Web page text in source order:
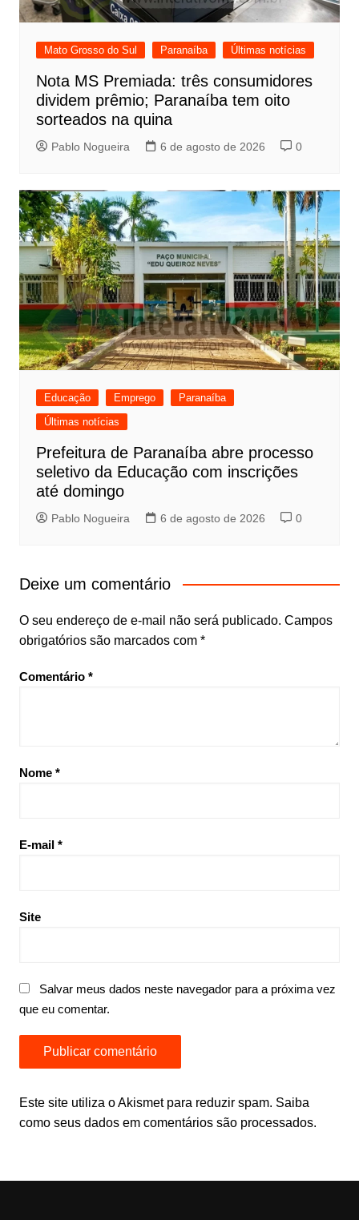
Mato Grosso do Sul Paranaíba Últimas notícias
Nota MS Premiada: três consumidores
dividem prêmio; Paranaíba tem oito
sorteados na quina
Pablo Nogueira 6 de agosto de 2026 0
Educação Emprego
Paranaíba
Últimas notícias
Prefeitura de Paranaíba abre processo
seletivo da Educação com inscrições
até domingo
Pablo Nogueira 6 de agosto de 2026 0
Deixe um comentário
O seu endereço de e-mail não será publicado. Campos
obrigatórios são marcados com *
Comentário *
Nome *
E-mail *
Site
Salvar meus dados neste navegador para a próxima vez
que eu comentar.
Este site utiliza o Akismet para reduzir spam. Saiba
como seus dados em comentários são processados.